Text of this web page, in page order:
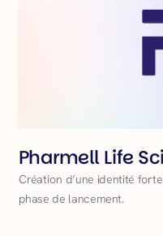
Pharmell Life
Création d’une identité
phase de lancement.